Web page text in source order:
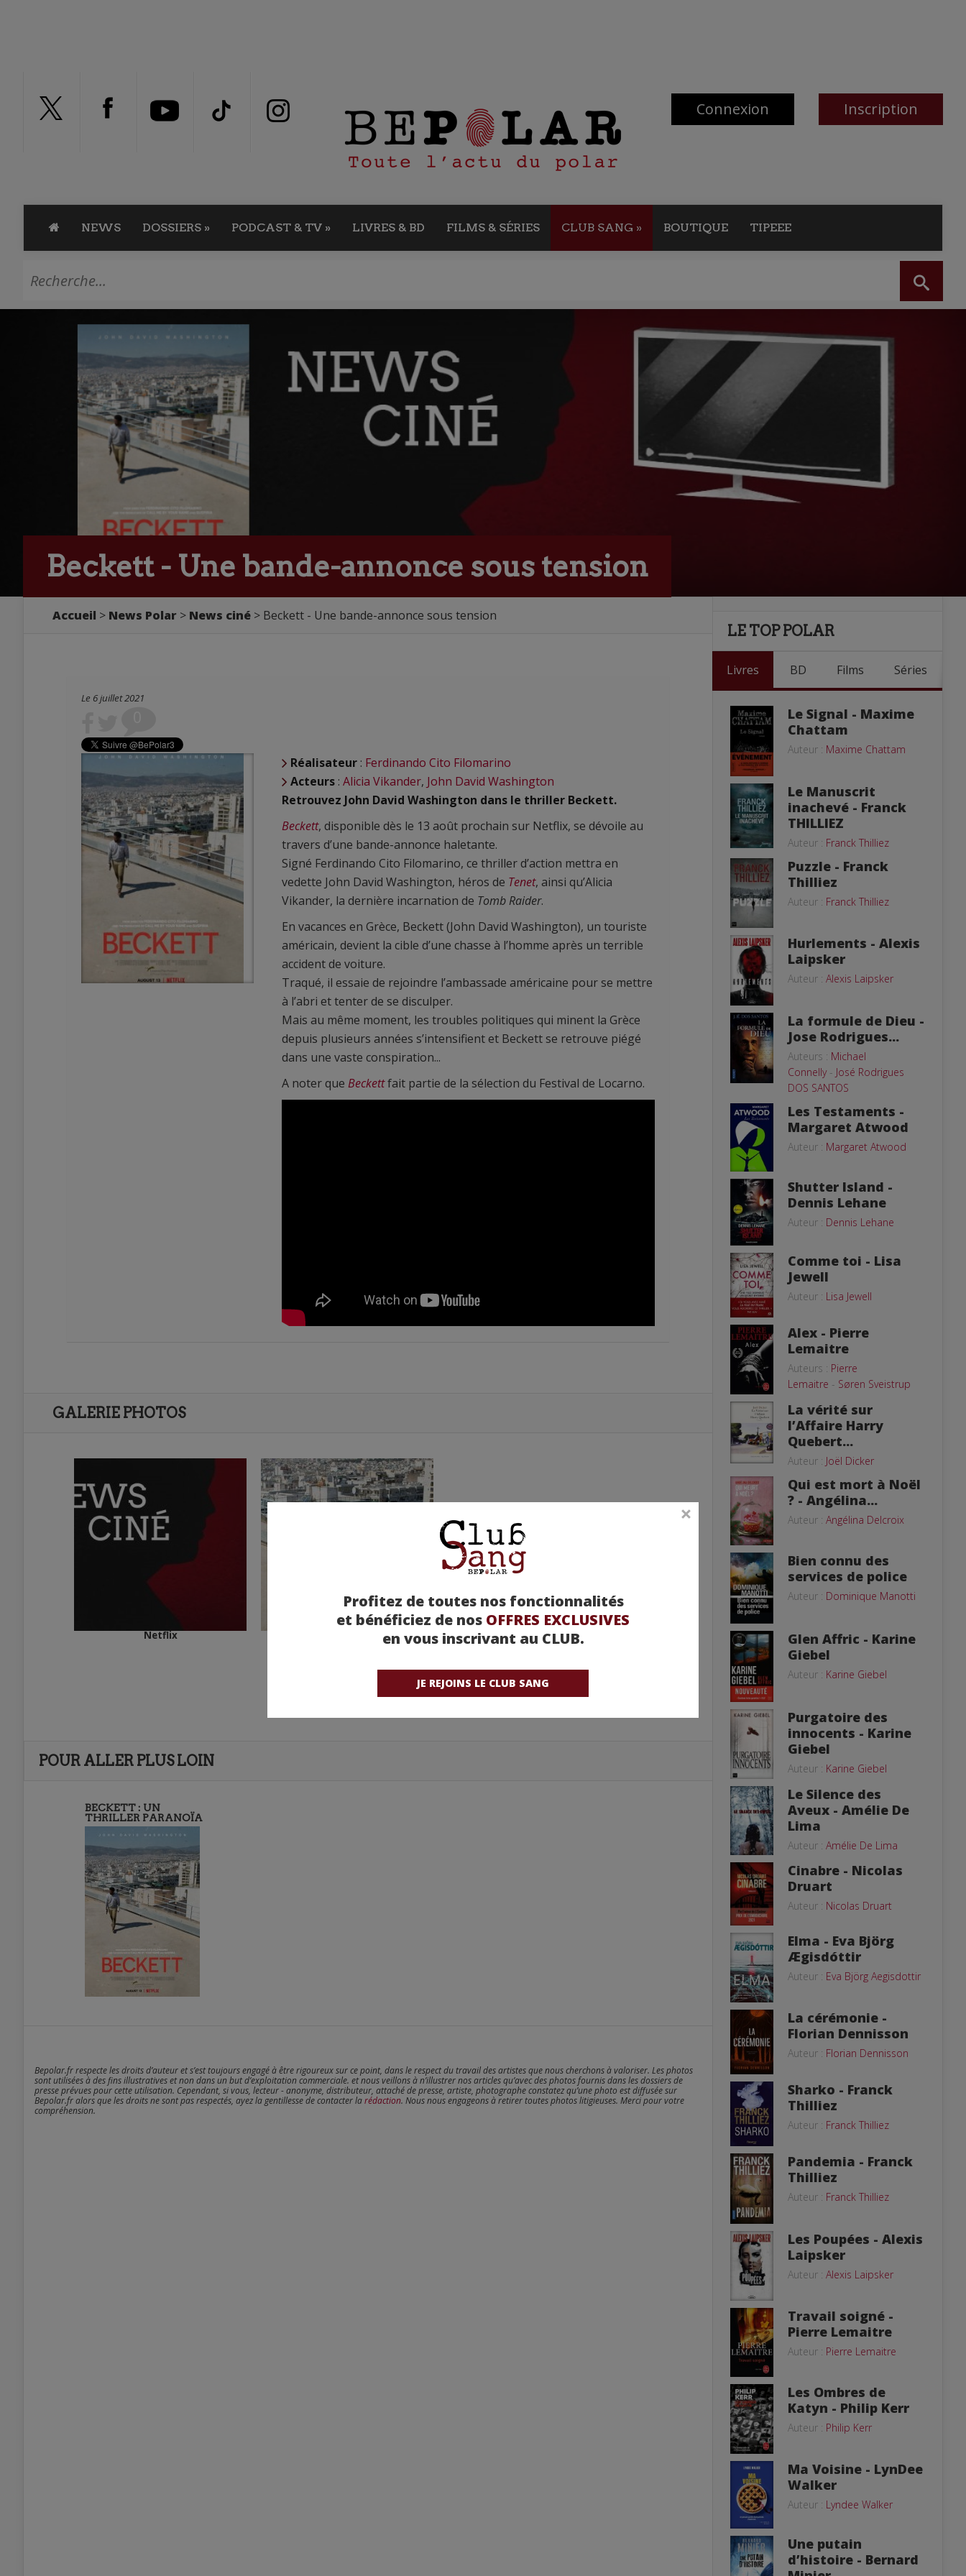
Connexion Inscription
NEWS DOSSIERS » PODCAST & TV » LIVRES & BD FILMS & SÉRIES CLUB SANG » BOUTIQUE TIPEEE
Profitez de toutes nos fonctionnalités
et bénéficiez de nos OFFRES EXCLUSIVES
en vous inscrivant au CLUB.
JE REJOINS LE CLUB SANG
Beckett - Une bande-annonce sous tension
Accueil > News Polar > News ciné > Beckett - Une bande-annonce sous tension
Le 6 juillet 2021
Réalisateur : Ferdinando Cito Filomarino
Acteurs : Alicia Vikander, John David Washington
Retrouvez John David Washington dans le thriller Beckett.
Beckett, disponible dès le 13 août prochain sur Netflix, se dévoile au
travers d’une bande-annonce haletante.
Signé Ferdinando Cito Filomarino, ce thriller d’action mettra en
vedette John David Washington, héros de Tenet, ainsi qu’Alicia
Vikander, la dernière incarnation de Tomb Raider.
En vacances en Grèce, Beckett (John David Washington), un touriste
américain, devient la cible d’une chasse à l’homme après un terrible
accident de voiture.
Traqué, il essaie de rejoindre l’ambassade américaine pour se mettre
à l’abri et tenter de se disculper.
Mais au même moment, les troubles politiques qui minent la Grèce
depuis plusieurs années s’intensifient et Beckett se retrouve piégé
dans une vaste conspiration...
A noter que Beckettfait partie de la sélection du Festival de Locarno.
GALERIE PHOTOS
Netflix
POUR ALLER PLUS LOIN
BECKETT : UN
THRILLER PARANOÏA
Bepolar.fr respecte les droits d’auteur et s’est toujours engagé à être rigoureux sur ce point, dans le respect du travail des artistes que nous cherchons à valoriser. Les photos
sont utilisées à des fins illustratives et non dans un but d’exploitation commerciale. et nous veillons à n’illustrer nos articles qu’avec des photos fournis dans les dossiers de
presse prévues pour cette utilisation. Cependant, si vous, lecteur - anonyme, distributeur, attaché de presse, artiste, photographe constatez qu’une photo est diffusée sur
Bepolar.fr alors que les droits ne sont pas respectés, ayez la gentillesse de contacter larédaction. Nous nous engageons à retirer toutes photos litigieuses. Merci pour votre
compréhension.
LE TOP POLAR
Livres BD Films Séries
Le Signal - Maxime
Chattam
Auteur : Maxime Chattam
Le Manuscrit
inachevé - Franck
THILLIEZ
Auteur : Franck Thilliez
Puzzle - Franck
Thilliez
Auteur : Franck Thilliez
Hurlements - Alexis
Laipsker
Auteur : Alexis Laipsker
La formule de Dieu -
Jose Rodrigues...
Auteurs : Michael
Connelly- José Rodrigues
DOS SANTOS
Les Testaments -
Margaret Atwood
Auteur : Margaret Atwood
Shutter Island -
Dennis Lehane
Auteur : Dennis Lehane
Comme toi - Lisa
Jewell
Auteur : Lisa Jewell
Alex - Pierre
Lemaitre
Auteurs : Pierre
Lemaitre - Søren Sveistrup
La vérité sur
l’Affaire Harry
Quebert...
Auteur : Joël Dicker
Qui est mort à Noël
? - Angélina...
Auteur : Angélina Delcroix
Bien connu des
services de police
Auteur : Dominique Manotti
Glen Affric - Karine
Giebel
Auteur : Karine Giebel
Purgatoire des
innocents - Karine
Giebel
Auteur : Karine Giebel
Le Silence des
Aveux - Amélie De
Lima
Auteur : Amélie De Lima
Cinabre - Nicolas
Druart
Auteur : Nicolas Druart
Elma - Eva Björg
Ægisdóttir
Auteur : Eva Björg Aegisdottir
La cérémonie -
Florian Dennisson
Auteur : Florian Dennisson
Sharko - Franck
Thilliez
Auteur : Franck Thilliez
Pandemia - Franck
Thilliez
Auteur : Franck Thilliez
Les Poupées - Alexis
Laipsker
Auteur : Alexis Laipsker
Travail soigné -
Pierre Lemaitre
Auteur : Pierre Lemaitre
Les Ombres de
Katyn - Philip Kerr
Auteur : Philip Kerr
Ma Voisine - LynDee
Walker
Auteur : Lyndee Walker
Une putain
d’histoire - Bernard